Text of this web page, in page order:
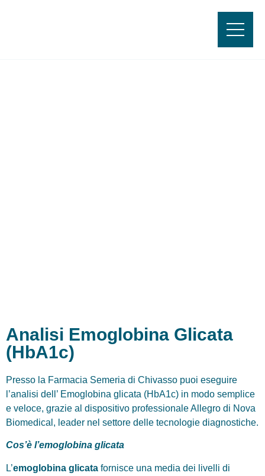
Analisi Emoglobina Glicata
(HbA1c)
Presso la Farmacia Semeria di Chivasso puoi eseguire
l’analisi dell’ Emoglobina glicata (HbA1c) in modo semplice
e veloce, grazie al dispositivo professionale Allegro di Nova
Biomedical, leader nel settore delle tecnologie diagnostiche.
Cos’è l’emoglobina glicata
L’emoglobina glicata fornisce una media dei livelli di